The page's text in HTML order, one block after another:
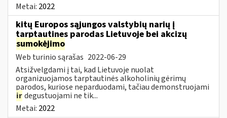
Metai: 2022
kitų Europos sąjungos valstybių narių į
tarptautines parodas Lietuvoje bei akcizų
sumokėjimo
Web turinio sąrašas 2022-06-29
Atsižvelgdami į tai, kad Lietuvoje nuolat
organizuojamos tarptautinės alkoholinių gėrimų
parodos, kuriose neparduodami, tačiau demonstruojami
irdegustuojami ne tik...
Metai: 2022